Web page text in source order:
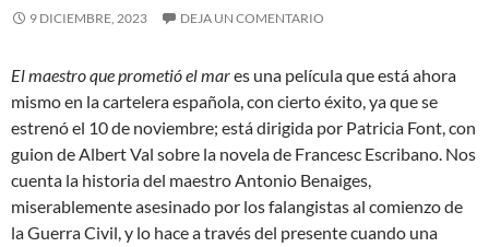
9 DICIEMBRE, 2023 DEJA UN COMENTARIO
El maestro que prometió el mares una película que está ahora
mismo en la cartelera española, con cierto éxito, ya que se
estrenó el 10 de noviembre; está dirigida por Patricia Font, con
guion de Albert Val sobre la novela de Francesc Escribano. Nos
cuenta la historia del maestro Antonio Benaiges,
miserablemente asesinado por los falangistas al comienzo de
la Guerra Civil, y lo hace a través del presente cuando una